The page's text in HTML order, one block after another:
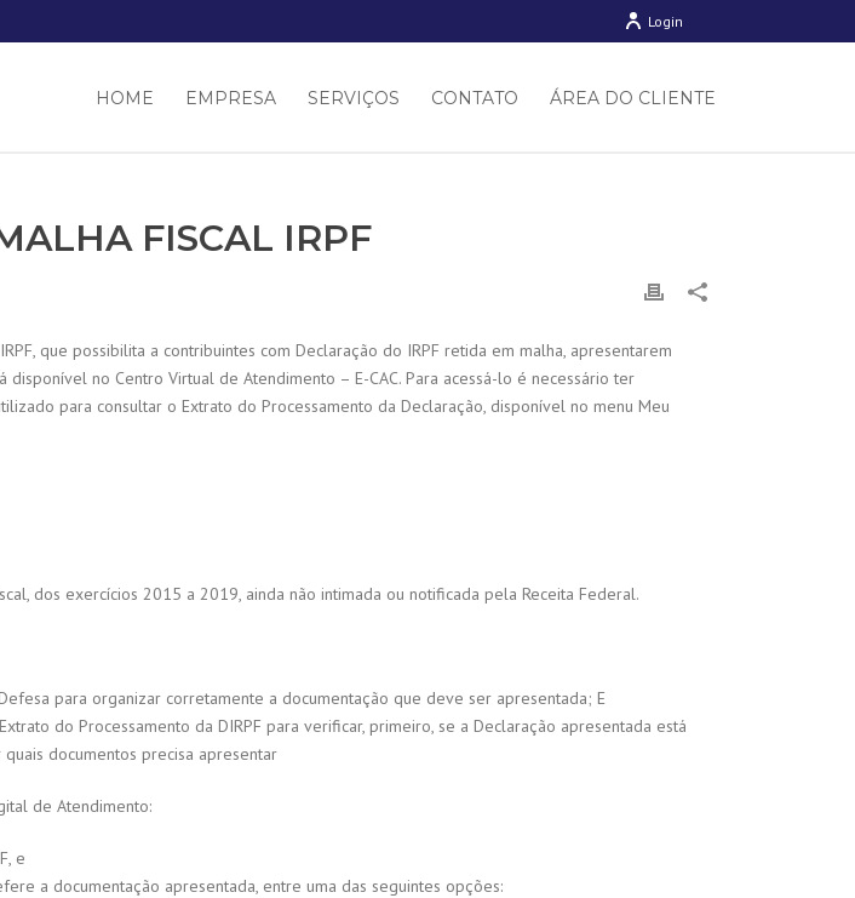
Login
HOME EMPRESA SERVIÇOS CONTATO ÁREA DO CLIENTE
FISCAL IRPF
que possibilita a contribuintes com Declaração do IRPF retida em malha, apresentarem
no Centro Virtual de Atendimento – E-CAC. Para acessá-lo é necessário ter
para consultar o Extrato do Processamento da Declaração, disponível no menu Meu
dos exercícios 2015 a 2019, ainda não intimada ou notificada pela Receita Federal.
para organizar corretamente a documentação que deve ser apresentada; E
do Processamento da DIRPF para verificar, primeiro, se a Declaração apresentada está
documentos precisa apresentar
de Atendimento:
e
a documentação apresentada, entre uma das seguintes opções: